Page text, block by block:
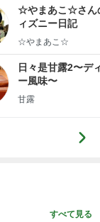
ログ
☆やまあこ☆さん
ィズニー日記
☆やまあこ☆
日々是甘露2〜デ
ー風味〜
甘露
すべて見る